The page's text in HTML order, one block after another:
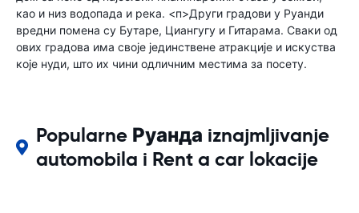
као и низ водопада и река. <п>Други градови у Руанди
вредни помена су Бутаре, Циангугу и Гитарама. Сваки од
ових градова има своје јединствене атракције и искуства
које нуди, што их чини одличним местима за посету.
Popularne Руанда iznajmljivanje
automobila i Rent a car lokacije